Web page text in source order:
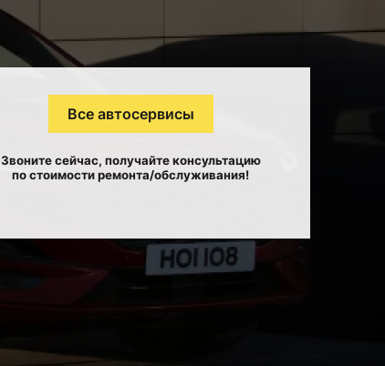
Все автосервисы
Звоните сейчас, получайте консультацию
по стоимости ремонта/обслуживания!